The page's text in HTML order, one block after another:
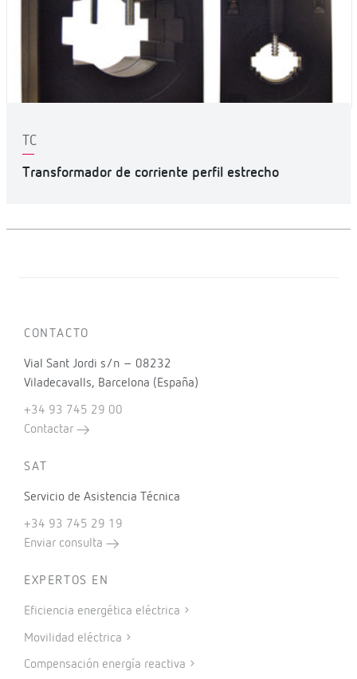
TC
Transformador de corriente perfil estrecho
CONTACTO
Vial Sant Jordi s/n – 08232
Viladecavalls, Barcelona (España)
+34 93 745 29 00
Contactar
SAT
Servicio de Asistencia Técnica
+34 93 745 29 19
Enviar consulta
EXPERTOS EN
Eficiencia energética eléctrica
Movilidad eléctrica
Compensación energía reactiva